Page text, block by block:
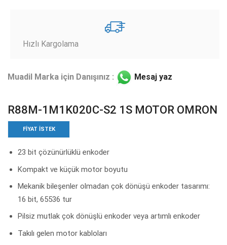
Hızlı Kargolama
Muadil Marka için Danışınız : Mesaj yaz
R88M-1M1K020C-S2 1S MOTOR OMRON
FIYAT ISTEK
23 bit çözünürlüklü enkoder
Kompakt ve küçük motor boyutu
Mekanik bileşenler olmadan çok dönüşü enkoder tasarımı:
16 bit, 65536 tur
Pilsiz mutlak çok dönüşlü enkoder veya artımlı enkoder
Takılı gelen motor kabloları